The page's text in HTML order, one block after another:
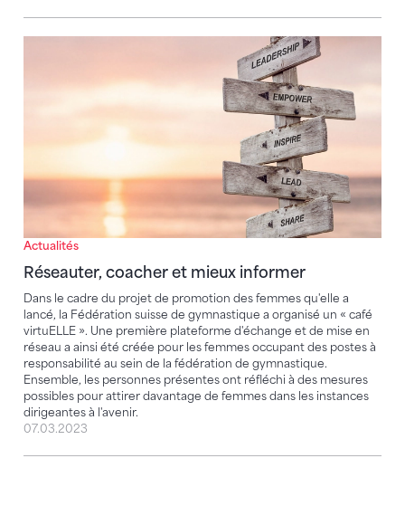
Actualités
Réseauter, coacher et mieux informer
Dans le cadre du projet de promotion des femmes qu'elle a
lancé, la Fédération suisse de gymnastique a organisé un « café
virtuELLE ». Une première plateforme d'échange et de mise en
réseau a ainsi été créée pour les femmes occupant des postes à
responsabilité au sein de la fédération de gymnastique.
Ensemble, les personnes présentes ont réfléchi à des mesures
possibles pour attirer davantage de femmes dans les instances
dirigeantes à l'avenir.
Réseauter, coacher et mieux informer
07.03.2023